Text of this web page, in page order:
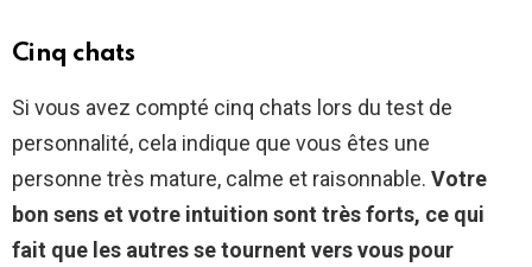
Cinq chats
Si vous avez compté cinq chats lors du test de
personnalité, cela indique que vous êtes une
personne très mature, calme et raisonnable. Votre
bon sens et votre intuition sont très forts, ce qui
fait que les autres se tournent vers vous pour